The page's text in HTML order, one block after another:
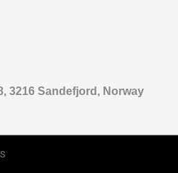
3216 Sandefjord, Norway